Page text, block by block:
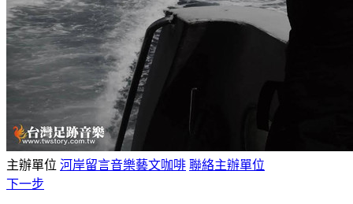
主辦單位 河岸留言音樂藝文咖啡 聯絡主辦單位
下一步